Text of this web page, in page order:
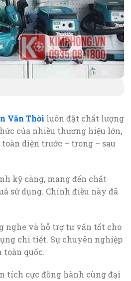
Văn Thời luôn đặt chất lượng
của nhiều thương hiệu lớn,
diện trước – trong – sau
kỹ càng, mang đến chất
sử dụng. Chính điều này đã
nghe và hỗ trợ tư vấn tốt cho
chi tiết. Sự chuyên nghiệp
quốc.
tích cực đồng hành cùng đại